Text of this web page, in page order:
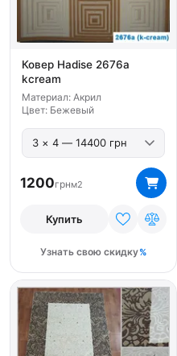
Ковер Hadise 2676a
kcream
Материал: Акрил
Цвет: Бежевый
1200грнм2
Купить
Узнать свою скидку